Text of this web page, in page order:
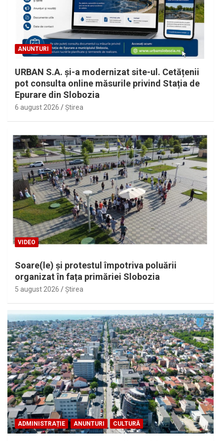
ANUNTURI
URBAN S.A. și-a modernizat site-ul. Cetățenii
pot consulta online măsurile privind Stația de
Epurare din Slobozia
6 august 2026 Ştirea
VIDEO
Soare(le) și protestul împotriva poluării
organizat în fața primăriei Slobozia
5 august 2026 Ştirea
ADMINISTRAȚIE ANUNTURI CULTURĂ